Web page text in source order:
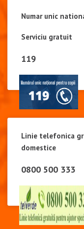
Numar unic
Serviciu gratuit
119
Linie telefonica
domestice
0800 500 333